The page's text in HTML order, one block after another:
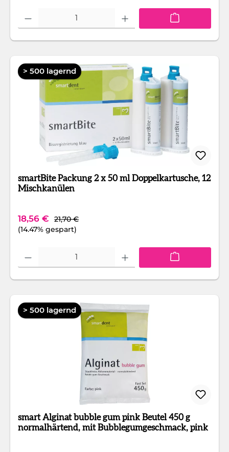
Produkt Anzahl: Gib den gewünschten Wert ein oder benutze die
> 500 lagernd
smartBite Packung 2 x 50 ml Doppelkartusche, 12
Mischkanülen
Verkaufspreis:
18,56 € Regulärer Preis:
21,70 €
(14.47% gespart)
Produkt Anzahl: Gib den gewünschten Wert ein oder benutze die
> 500 lagernd
smart Alginat bubble gum pink Beutel 450 g
normalhärtend, mit Bubblegumgeschmack, pink